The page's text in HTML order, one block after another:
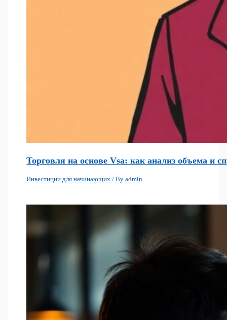
Торговля на основе Vsa: как анализ объема и
Инвестиции для начинающих / Byadmin